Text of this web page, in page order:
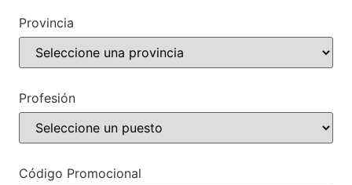
Provincia
Profesión
Código Promocional